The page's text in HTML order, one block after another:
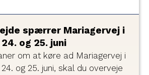
spærrer Mariagervej i
og 25. juni
om at køre ad Mariagervej i
og 25. juni, skal du overveje